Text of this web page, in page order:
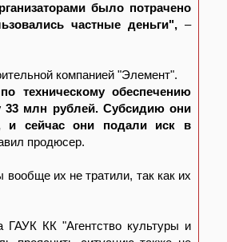
было потрачено
частные деньги", –
компанией "Элемент".
техническому обеспечению
33 млн рублей. Субсидию они
и сейчас они подали иск в
продюсер.
их не тратили, так как их
ГАУК КК "Агентство культуры и